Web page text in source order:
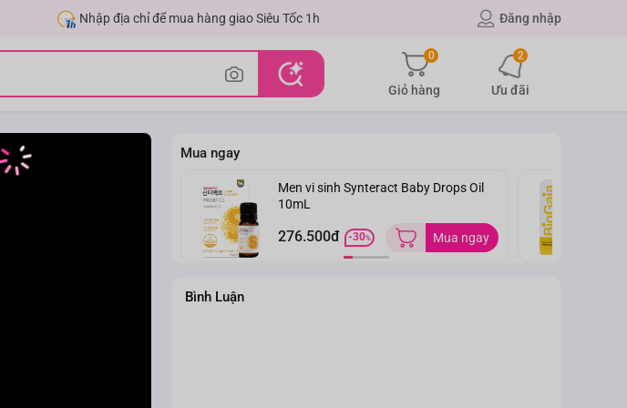
Nhập địa chỉ để mua hàng giao Siêu Tốc 1h Đăng nhập
0
Giỏ hàng
2
Ưu đãi
Mua ngay
Men vi sinh Synteract Baby Drops Oil
10mL
276.500đ -30% Mua ngay
Bình Luận